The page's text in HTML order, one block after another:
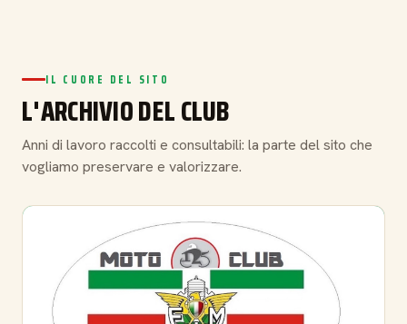
IL CUORE DEL SITO
L'ARCHIVIO DEL CLUB
Anni di lavoro raccolti e consultabili: la parte del sito che
vogliamo preservare e valorizzare.